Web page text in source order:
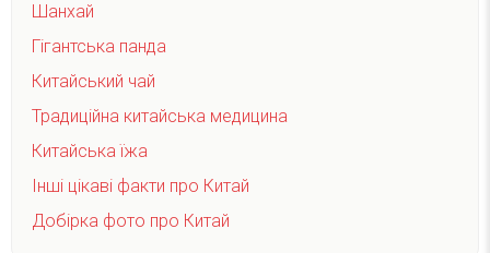
Шанхай
Гігантська панда
Китайський чай
Традиційна китайська медицина
Китайська їжа
Інші цікаві факти про Китай
Добірка фото про Китай